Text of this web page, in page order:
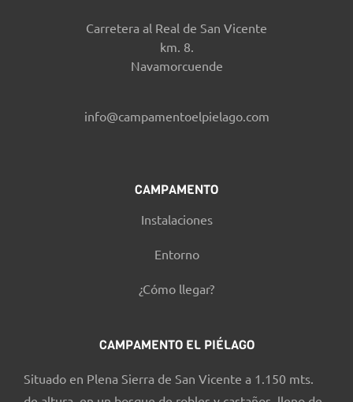
Carretera al Real de San Vicente
km. 8.
Navamorcuende
info@campamentoelpielago.com
CAMPAMENTO
Instalaciones
Entorno
¿Cómo llegar?
CAMPAMENTO EL PIÉLAGO
Situado en Plena Sierra de San Vicente a 1.150 mts.